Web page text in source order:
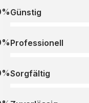
Günstig
Professionell
Sorgfältig